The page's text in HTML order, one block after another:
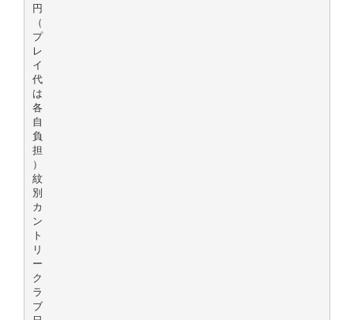
円
（
プ
レ
イ
代
は
各
自
負
担
）
紋
別
カ
ン
ト
リ
ー
ク
ラ
ブ